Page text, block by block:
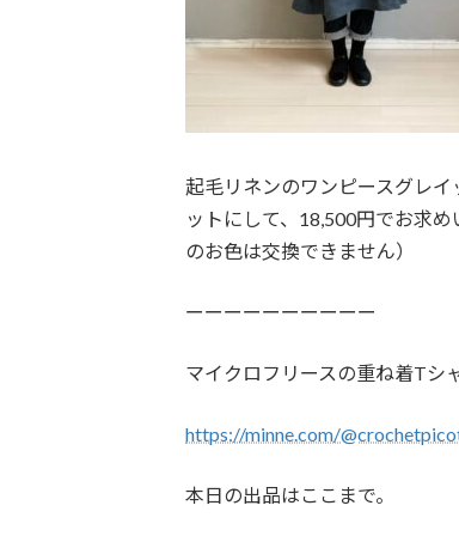
起毛リネンのワンピースグレ
ットにして、18,500円でお求
のお色は交換できません）
ーーーーーーーーーー
マイクロフリースの重ね着Tシ
https://minne.com/
本日の出品はここまで。